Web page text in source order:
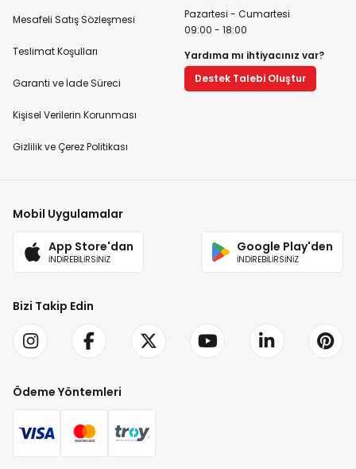
Mesafeli Satış Sözleşmesi
Teslimat Koşulları
Garanti ve İade Süreci
Kişisel Verilerin Korunması
Gizlilik ve Çerez Politikası
Pazartesi - Cumartesi
09:00 - 18:00
Yardıma mı ihtiyacınız var?
Destek Talebi Oluştur
Mobil Uygulamalar
App Store'dan
İNDİREBİLİRSİNİZ
Google Play'den
İNDİREBİLİRSİNİZ
Bizi Takip Edin
Ödeme Yöntemleri